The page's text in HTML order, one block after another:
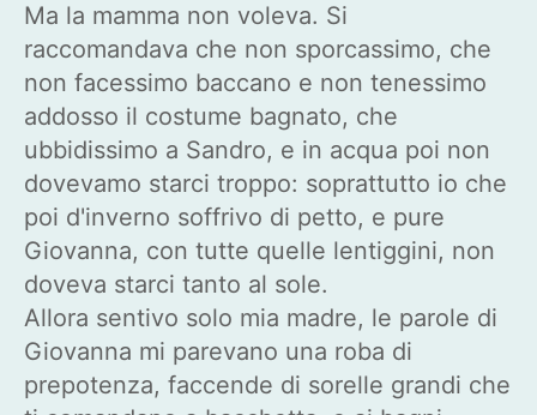
Ma la mamma non voleva. Si
raccomandava che non sporcassimo, che
non facessimo baccano e non tenessimo
addosso il costume bagnato, che
ubbidissimo a Sandro, e in acqua poi non
dovevamo starci troppo: soprattutto io che
poi d'inverno soffrivo di petto, e pure
Giovanna, con tutte quelle lentiggini, non
doveva starci tanto al sole.
Allora sentivo solo mia madre, le parole di
Giovanna mi parevano una roba di
prepotenza, faccende di sorelle grandi che